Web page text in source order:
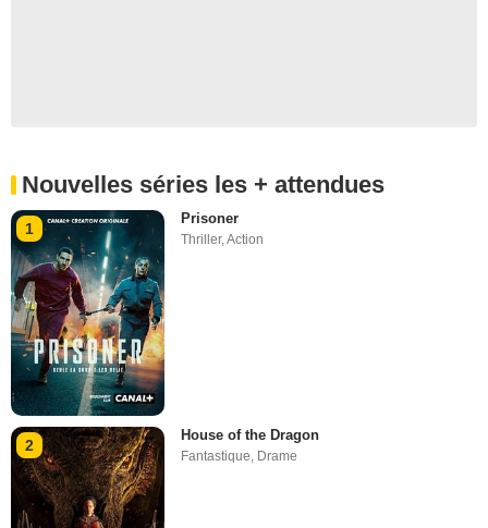
Nouvelles séries les + attendues
1
Prisoner
Thriller,Action
2
House of the Dragon
Fantastique Drame